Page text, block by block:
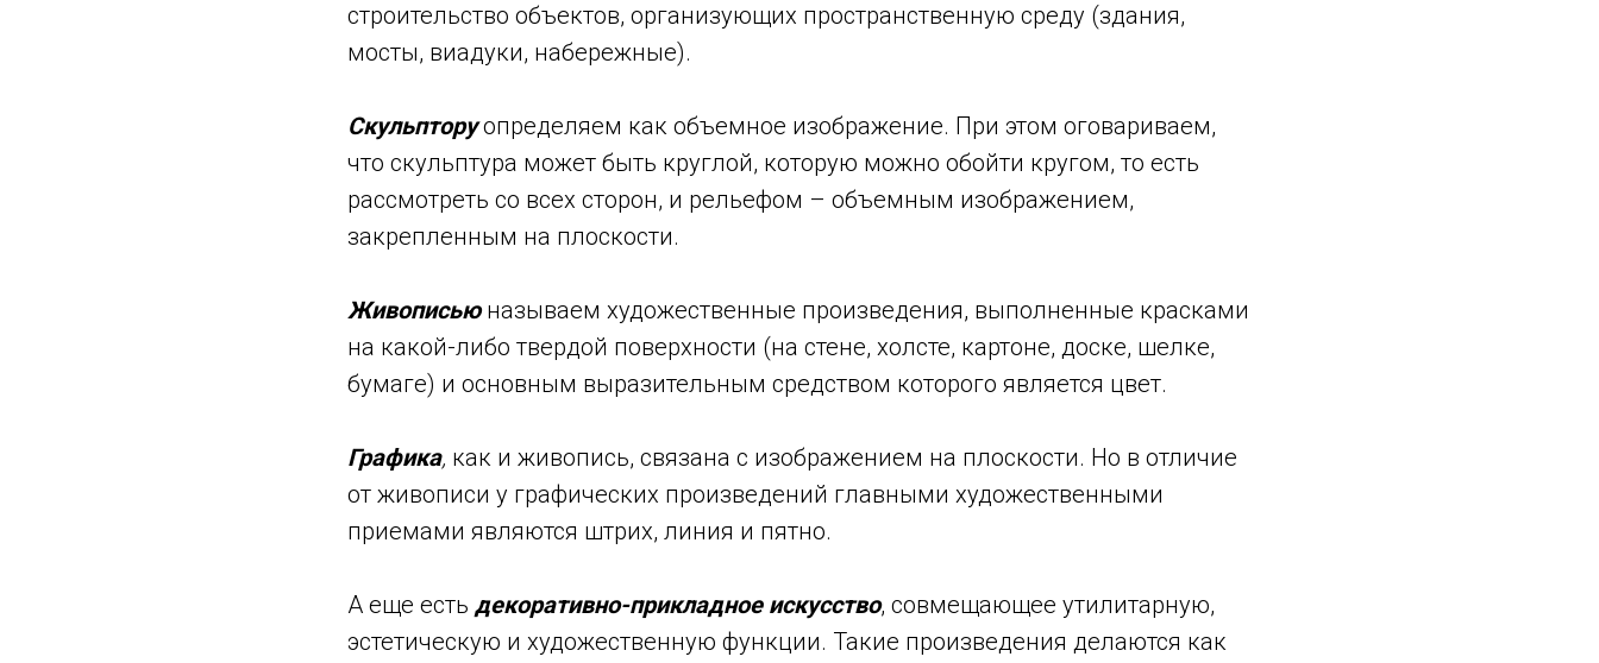
строительство объектов, организующих пространственную среду (здания,
мосты, виадуки, набережные).
Скульпторуопределяем как объемное изображение. При этом оговариваем,
что скульптура может быть круглой, которую можно обойти кругом, то есть
рассмотреть со всех сторон, и рельефом – объемным изображением,
закрепленным на плоскости.
Живописьюназываем художественные произведения, выполненные красками
на какой-либо твердой поверхности (на стене, холсте, картоне, доске, шелке,
бумаге) и основным выразительным средством которого является цвет.
Графика, как и живопись, связана с изображением на плоскости. Но в отличие
от живописи у графических произведений главными художественными
приемами являются штрих, линия и пятно.
А еще есть декоративно-прикладное искусство, совмещающее утилитарную,
эстетическую и художественную функции. Такие произведения делаются как